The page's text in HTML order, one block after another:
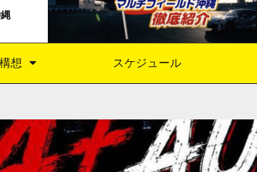
想 スケジュール